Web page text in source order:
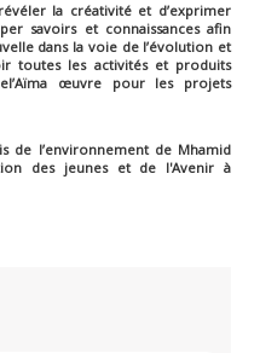
révéler la créativité et d’exprimer
savoirs et connaissances afin
dans la voie de l’évolution et
toutes les activités et produits
el’Aïma œuvre pour les projets
de l’environnement de Mhamid
des jeunes et de l'Avenir à